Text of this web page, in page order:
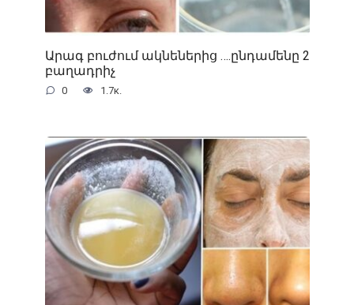
Արագ բուժում ակնեներից ….ընդամենը 2
բաղադրիչ
0 1.7к.